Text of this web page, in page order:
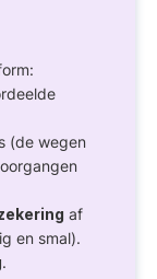
(de wegen
af
en smal).
.